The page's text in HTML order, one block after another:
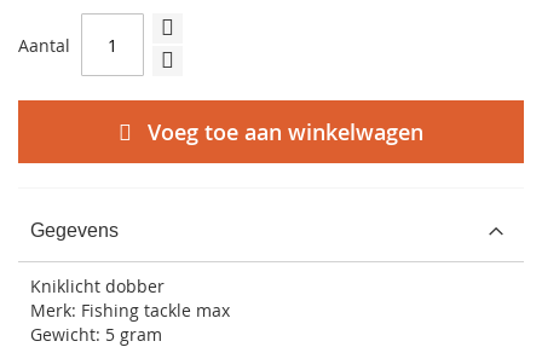
Aantal
Voeg toe aan winkelwagen
Gegevens
Kniklicht dobber
Merk: Fishing tackle max
Gewicht: 5 gram